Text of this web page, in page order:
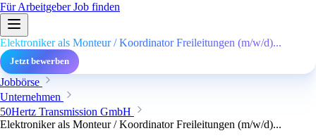
Für ArbeitgeberJob finden
Elektroniker als Monteur / Koordinator Freileitungen (m/w/d)...
Jetzt bewerben
Jobbörse
Unternehmen
50Hertz Transmission GmbH
Elektroniker als Monteur / Koordinator Freileitungen (m/w/d)...